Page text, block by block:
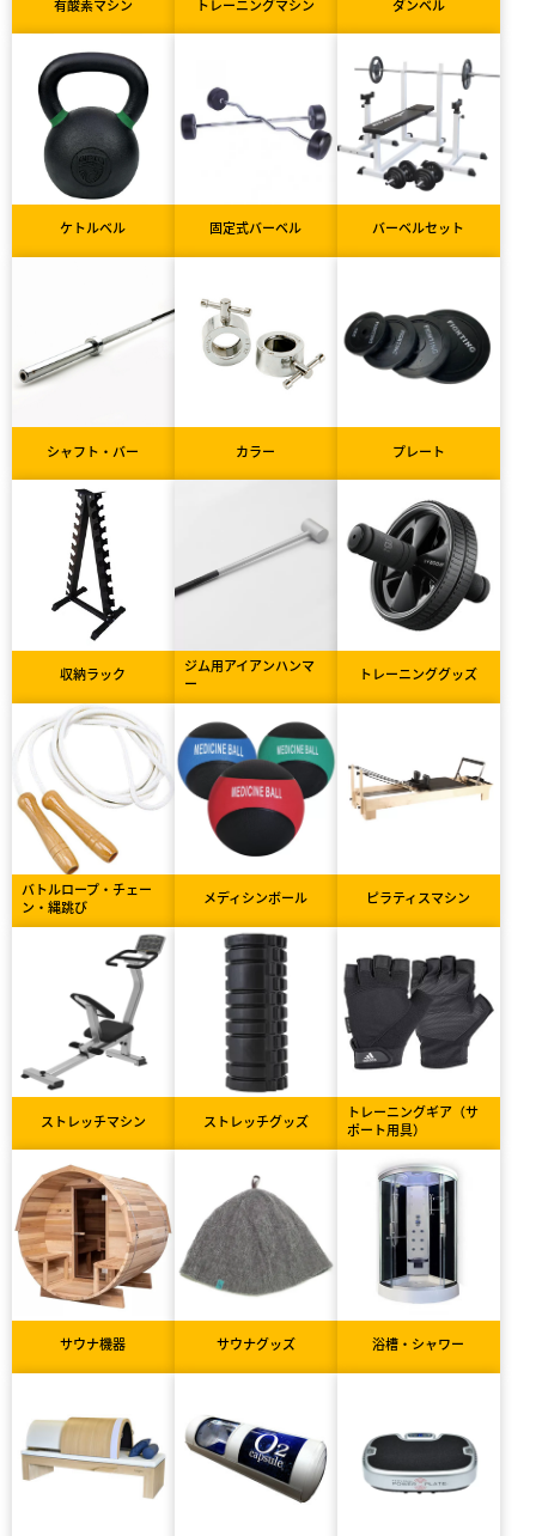
有酸素マシン トレーニングマシン ダンベル
ケトルベル 固定式バーベル バーベルセット
シャフト・バー カラー プレート
収納ラック
ジム用アイアンハンマ
ー
トレーニンググッズ
バトルロープ・チェー
ン・縄跳び
メディシンボール ピラティスマシン
ストレッチマシン ストレッチグッズ
トレーニングギア（サ
ポート用具）
サウナ機器 サウナグッズ 浴槽・シャワー